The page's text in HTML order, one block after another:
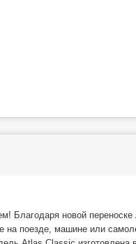
Благодаря новой
на поезде, машине или